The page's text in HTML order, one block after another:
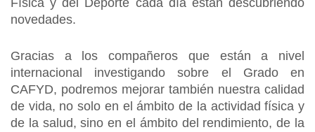
Física y del Deporte cada día están descubriendo
novedades.
Gracias a los compañeros que están a nivel
internacional investigando sobre el Grado en
CAFYD, podremos mejorar también nuestra calidad
de vida, no solo en el ámbito de la actividad física y
de la salud, sino en el ámbito del rendimiento, de la